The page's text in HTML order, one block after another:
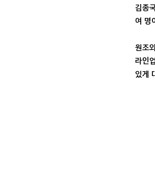
김종
여 명
원조
라인
있게